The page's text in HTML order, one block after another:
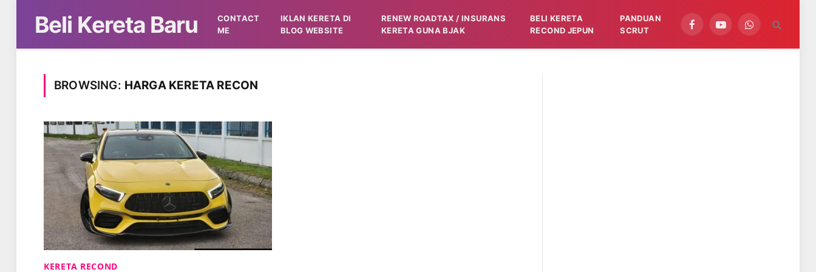
Beli Kereta Baru
CONTACT
ME
IKLAN KERETA DI
BLOG WEBSITE
RENEW ROADTAX / INSURANS
KERETA GUNA BJAK
BELI KERETA
RECOND JEPUN
PANDUAN
SCRUT
FacebookYouTubeWhatsApp
BROWSING: HARGA KERETA RECON
KERETA RECOND